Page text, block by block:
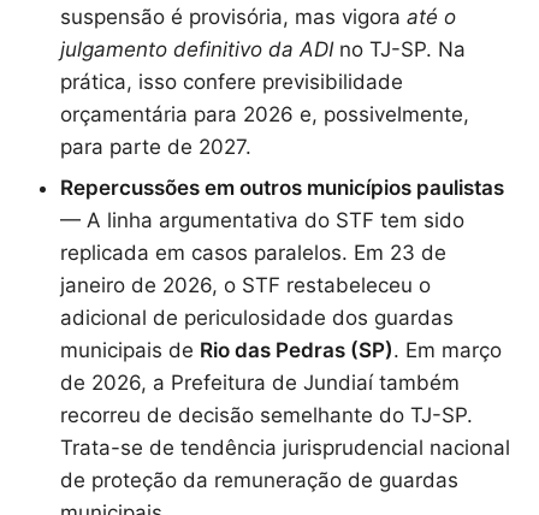
suspensão é provisória, mas vigora até o
julgamento definitivo da ADIno TJ-SP. Na
prática, isso confere previsibilidade
orçamentária para 2026 e, possivelmente,
para parte de 2027.
Repercussões em outros municípios paulistas
— A linha argumentativa do STF tem sido
replicada em casos paralelos. Em 23 de
janeiro de 2026, o STF restabeleceu o
adicional de periculosidade dos guardas
municipais de Rio das Pedras (SP). Em março
de 2026, a Prefeitura de Jundiaí também
recorreu de decisão semelhante do TJ-SP.
Trata-se de tendência jurisprudencial nacional
de proteção da remuneração de guardas